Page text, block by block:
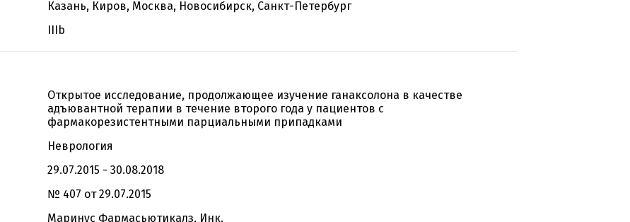
Казань, Киров, Москва, Новосибирск, Санкт-Петербург
IIIb
Открытое исследование, продолжающее изучение ганаксолона в качестве
адъювантной терапии в течение второго года у пациентов с
фармакорезистентными парциальными припадками
Неврология
29.07.2015 - 30.08.2018
№ 407 от 29.07.2015
Маринус Фармасьютикалз, Инк.